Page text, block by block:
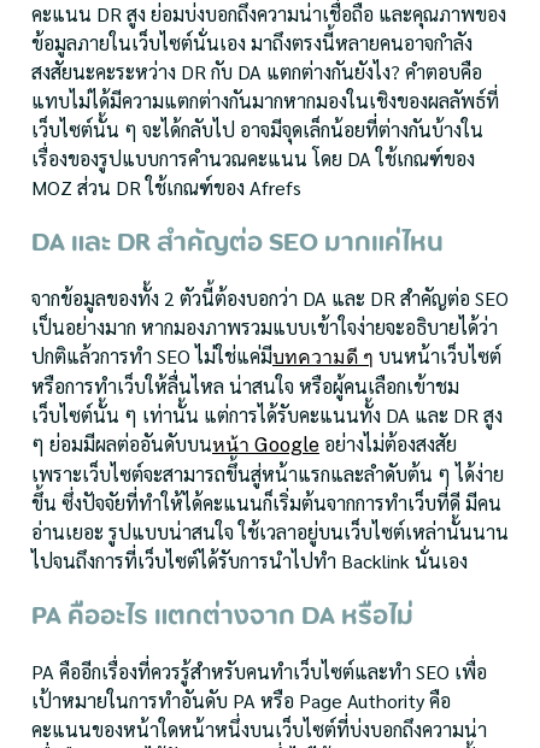
คะแนน DR สูง ย่อมบ่งบอกถึงความน่าเชื่อถือ และคุณภาพของ
ข้อมูลภายในเว็บไซต์นั่นเอง มาถึงตรงนี้หลายคนอาจกำลัง
สงสัยนะคะระหว่าง DR กับ DA แตกต่างกันยังไง? คำตอบคือ
แทบไม่ได้มีความแตกต่างกันมากหากมองในเชิงของผลลัพธ์ที่
เว็บไซต์นั้น ๆ จะได้กลับไป อาจมีจุดเล็กน้อยที่ต่างกันบ้างใน
เรื่องของรูปแบบการคำนวณคะแนน โดย DA ใช้เกณฑ์ของ
MOZ ส่วน DR ใช้เกณฑ์ของ Afrefs
DA และ DR สำคัญต่อ SEO มากแค่ไหน
จากข้อมูลของทั้ง 2 ตัวนี้ต้องบอกว่า DA และ DR สำคัญต่อ SEO
เป็นอย่างมาก หากมองภาพรวมแบบเข้าใจง่ายจะอธิบายได้ว่า
ปกติแล้วการทำ SEO ไม่ใช่แค่มีบทความดี ๆ บนหน้าเว็บไซต์
หรือการทำเว็บให้ลื่นไหล น่าสนใจ หรือผู้คนเลือกเข้าชม
เว็บไซต์นั้น ๆ เท่านั้น แต่การได้รับคะแนนทั้ง DA และ DR สูง
ๆ ย่อมมีผลต่ออันดับบนหน้า Google อย่างไม่ต้องสงสัย
เพราะเว็บไซต์จะสามารถขึ้นสู่หน้าแรกและลำดับต้น ๆ ได้ง่าย
ขึ้น ซึ่งปัจจัยที่ทำให้ได้คะแนนก็เริ่มต้นจากการทำเว็บที่ดี มีคน
อ่านเยอะ รูปแบบน่าสนใจ ใช้เวลาอยู่บนเว็บไซต์เหล่านั้นนาน
ไปจนถึงการที่เว็บไซต์ได้รับการนำไปทำ Backlink นั่นเอง
PA คืออะไร แตกต่างจาก DA หรือไม่
PA คืออีกเรื่องที่ควรรู้สำหรับคนทำเว็บไซต์และทำ SEO เพื่อ
เป้าหมายในการทำอันดับ PA หรือ Page Authority คือ
คะแนนของหน้าใดหน้าหนึ่งบนเว็บไซต์ที่บ่งบอกถึงความน่า